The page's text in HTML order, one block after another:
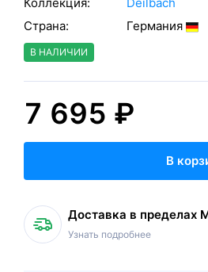
Страна:
Германия
В НАЛИЧИИ
7 695 ₽
В
Доставка в пределах
Узнать подробнее